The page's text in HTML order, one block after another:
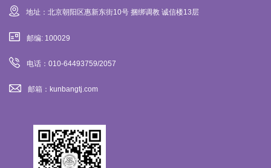
地址：北京朝阳区惠新东街10号 捆绑调教 诚信楼13层
邮编: 100029
电话：010-64493759/2057
邮箱：kunbangtj.com